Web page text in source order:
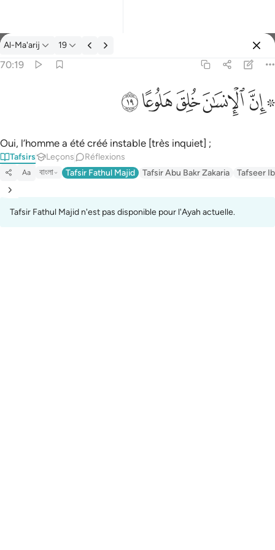
Tafsir: Al-Ma'arij 70:19
Al-Ma'arij 19
70:19
ﱪ ﱫﱬﱭﱮﱯ
Oui, l’homme a été créé instable [très inquiet] ;
Tafsirs Leçons Réflexions
Aa বাংলা Tafsir Fathul Majid Tafsir Abu Bakr Zakaria Tafseer
Tafsir Fathul Majid n'est pas disponible pour l'Ayah actuelle.